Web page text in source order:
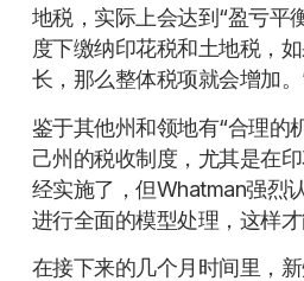
地税，实际上会达到“盈亏平
度下缴纳印花税和土地税，
长，那么整体税项就会增加。
鉴于其他州和领地有“合理的
己州的税收制度，尤其是在
经实施了，但Whatman强烈
进行全面的模型处理，这样才
在接下来的几个月时间里，